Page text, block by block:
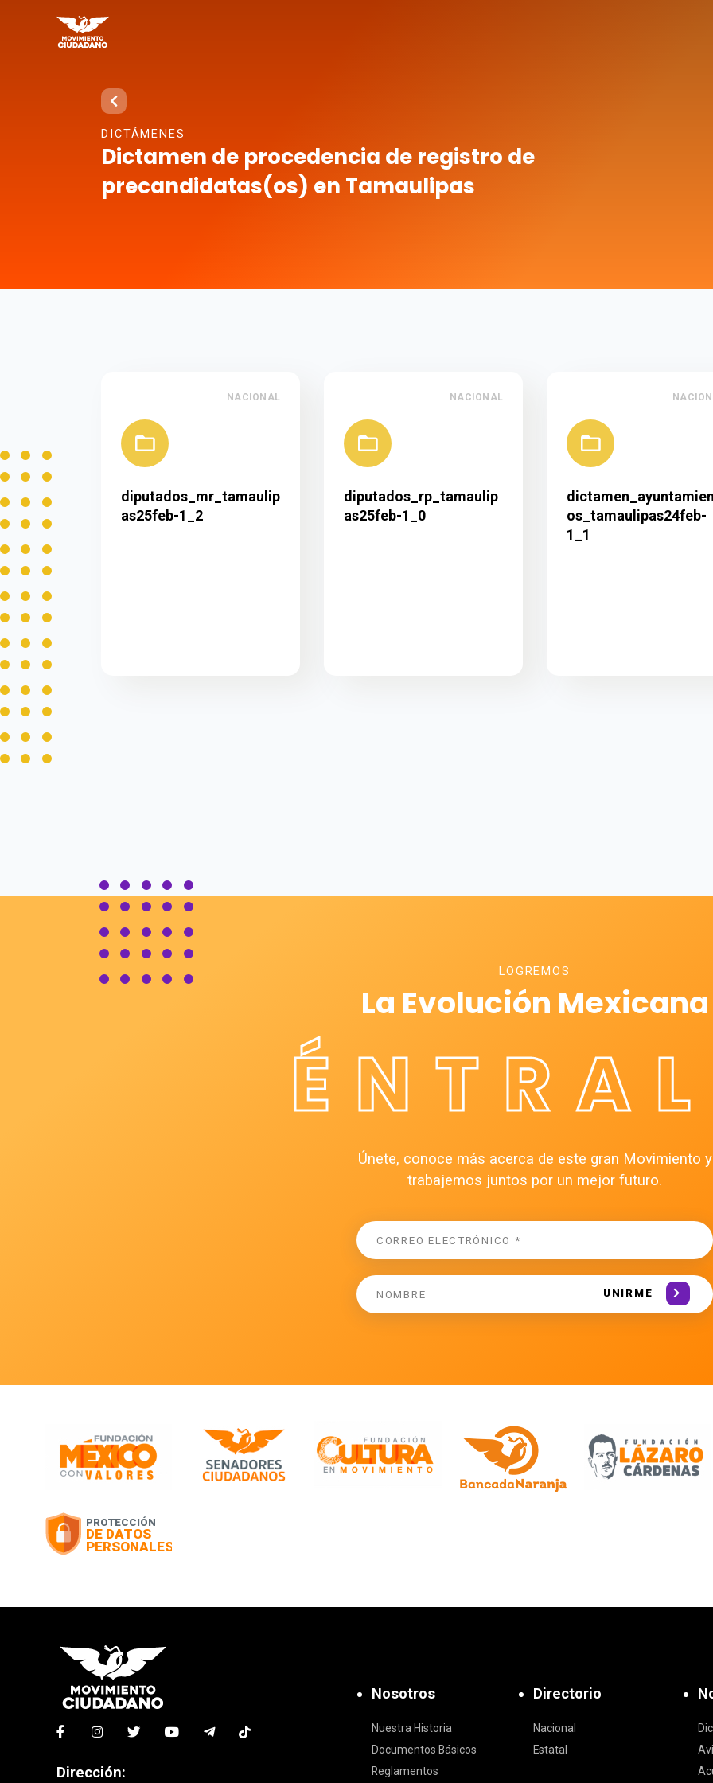
DICTÁMENES
Dictamen de procedencia de registro de
precandidatas(os) en Tamaulipas
NACIONAL
diputados_mr_tamaulip
as25feb-1_2
NACIONAL
diputados_rp_tamaulip
as25feb-1_0
os_tamaulipas24feb-
1_1
LOGREMOS
La Evolución Mexicana
Únete, conoce más acerca de este gran Movimiento y
trabajemos juntos por un mejor futuro.
UNIRME
Dirección:
Nosotros
Nuestra Historia
Documentos Básicos
Reglamentos
Directorio
Nacional
Estatal